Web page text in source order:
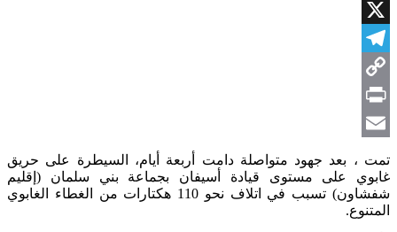
Facebook
X
Telegram
Copy
Link
Print
تمت ، بعد جهود متواصلة دامت أربعة أيام، السيطرة على حريق
غابوي على مستوى قيادة أسيفان بجماعة بني سلمان (إقليم
شفشاون) تسبب في اتلاف نحو 110 هكتارات من الغطاء الغابوي
المتنوع.